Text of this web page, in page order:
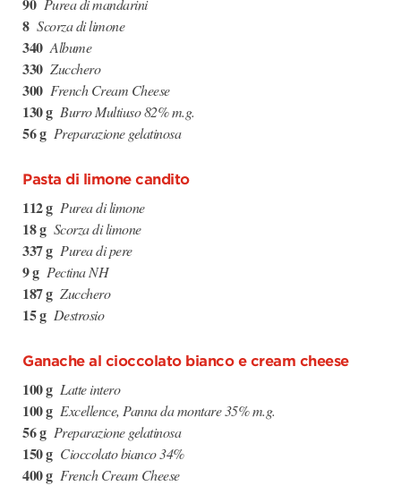
Purea di mandarini
8 Scorza di limone
340 Albume
330 Zucchero
300 French Cream Cheese
130 g Burro Multiuso 82% m.g.
56 g Preparazione gelatinosa
Pasta di limone candito
112 g Purea di limone
18 g Scorza di limone
337 g Purea di pere
9 g Pectina NH
187 g Zucchero
15 g Destrosio
Ganache al cioccolato bianco e cream cheese
100 g Latte intero
100 g Excellence, Panna da montare 35% m.g.
56 g Preparazione gelatinosa
150 g Cioccolato bianco 34%
400 g French Cream Cheese